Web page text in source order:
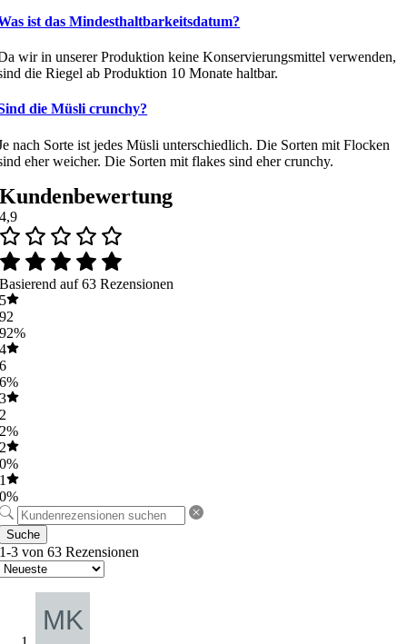
ist das Mindesthaltbarkeitsdatum?
wir in unserer Produktion keine Konservierungsmittel verwenden,
die Riegel ab Produktion 10 Monate haltbar.
die Müsli crunchy?
nach Sorte ist jedes Müsli unterschiedlich. Die Sorten mit Flocken
eher weicher. Die Sorten mit flakes sind eher crunchy.
Kundenbewertung
4,9
Basierend auf 63 Rezensionen
5
92
92%
4
6
6%
3
2
2%
2
0%
1
0%
Suche
1-3 von 63 Rezensionen